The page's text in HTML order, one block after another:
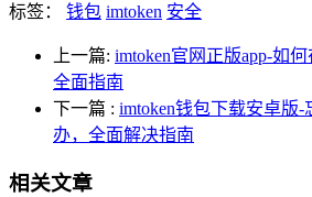
标签： 钱包 imtoken 安全
上一篇: imtoken官网正版app-如何
全面指南
下一篇 : imtoken钱包下载安卓版-
办，全面解决指南
相关文章